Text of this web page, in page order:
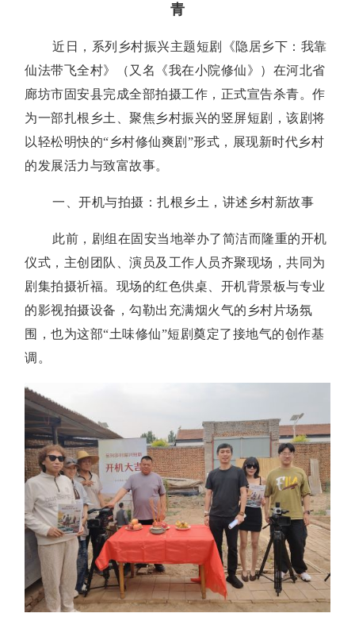
青
近日，系列乡村振兴主题短剧《隐居乡下：我靠
仙法带飞全村》（又名《我在小院修仙》）在河北省
廊坊市固安县完成全部拍摄工作，正式宣告杀青。作
为一部扎根乡土、聚焦乡村振兴的竖屏短剧，该剧将
以轻松明快的“乡村修仙爽剧”形式，展现新时代乡村
的发展活力与致富故事。
一、开机与拍摄：扎根乡土，讲述乡村新故事
此前，剧组在固安当地举办了简洁而隆重的开机
仪式，主创团队、演员及工作人员齐聚现场，共同为
剧集拍摄祈福。现场的红色供桌、开机背景板与专业
的影视拍摄设备，勾勒出充满烟火气的乡村片场氛
围，也为这部“土味修仙”短剧奠定了接地气的创作基
调。